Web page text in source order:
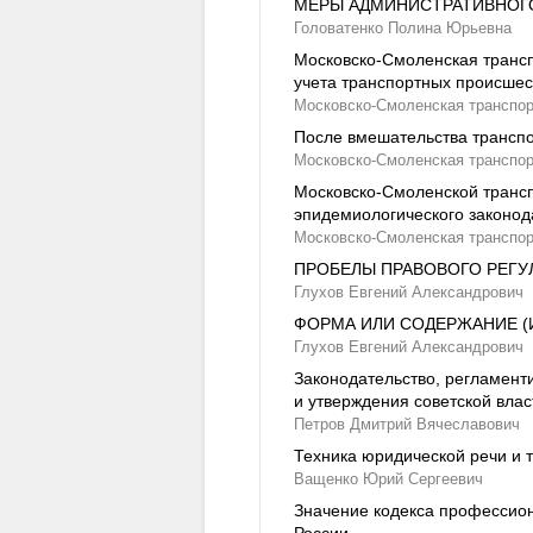
МЕРЫ
Головатенко Полина Юрьевна
Московско-Смоленская
учета транспортных
Московско-Смоленская
После вмешательства
Московско-Смоленская
Московско-Смоленской
эпидемиологического
Московско-Смоленская
ПРОБЕЛЫ ПРАВОВОГО
Глухов Евгений Александрович
ФОРМА ИЛИ СОДЕРЖАНИЕ
Глухов Евгений Александрович
Законодательство,
и утверждения советской
Петров Дмитрий Вячеславович
Техника юридической речи и
Ващенко Юрий Сергеевич
Значение кодекса